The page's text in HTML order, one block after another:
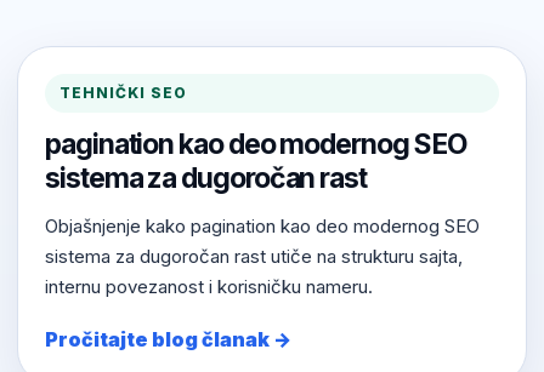
TEHNIČKI SEO
pagination kao deo modernog SEO
sistema za dugoročan rast
Objašnjenje kako pagination kao deo modernog SEO
sistema za dugoročan rast utiče na strukturu sajta,
internu povezanost i korisničku nameru.
Pročitajte blog članak →